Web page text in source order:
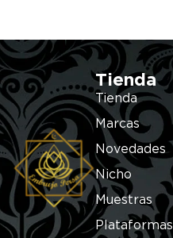
Tienda
Tienda
Marcas
Novedades
Nicho
Muestras
Plataformas